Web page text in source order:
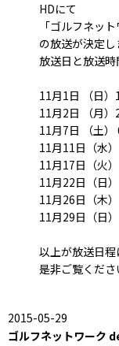
HDにて
「ゴルフネッ
の放送が決定
放送日と放送時
11月1日 （日
11月2日 （月
11月7日 （土）
11月11日（水
11月17日（火
11月22日（日
11月26日（木
11月29日（日
以上が放送日程
是非ご覧くださ
2015-05-29
ゴルフネットワーク